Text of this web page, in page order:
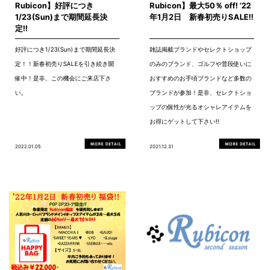
Rubicon】好評につき
1/23(Sun)まで期間延長決
定!!
好評につき1/23(Sun)まで期間延長決
定！！新春初売りSALEを引き続き開
催中！是非、この機会にご来店下さ
い。
2022.01.05
Rubicon】最大50％ off! ‘22
年1月2日 新春初売りSALE!!
雑誌掲載ブランドやセレクトショップ
のみのブランド、ゴルフや普段使いに
おすすめのお手頃ブランドなど多数の
ブランドが参加！是非、セレクトショ
ップの個性が光るオシャレアイテムを
お得にゲットして下さい!!
2021.12.31